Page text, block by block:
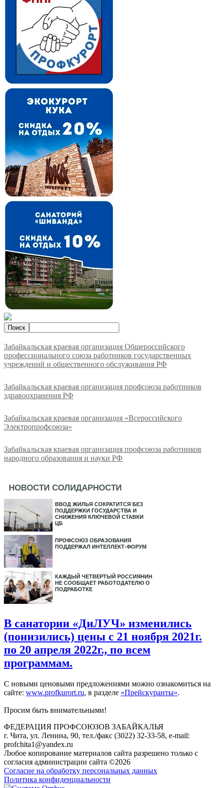
Забайкальская краевая организация Общероссийского
профессионального союза работников государственных
учреждений и общественного обслуживания РФ
Забайкальская краевая организация профсоюза работников
здравоохранения РФ
Забайкальская краевая организация «Всероссийского
Электропрофсоюза»
Забайкальская краевая организация профсоюза работников
народного образования и науки РФ
НОВОСТИ СОЛИДАРНОСТИ
ВВОД ЖИЛЬЯ СОКРАТИТСЯ БЕЗ
ПОДДЕРЖКИ ГОСУДАРСТВА И
СНИЖЕНИЯ КЛЮЧЕВОЙ СТАВКИ
ЦБ
ПРОФСОЮЗ ОБРАЗОВАНИЯ
ПОДДЕРЖАЛ ИНТЕЛЛЕКТ-ФОРУМ
КАЖДЫЙ ЧЕТВЕРТЫЙ РОССИЯНИН
НЕ СООБЩАЕТ РАБОТОДАТЕЛЮ О
ПОДРАБОТКЕ
В санатории «ДиЛУЧ» изменились
(понизились) цены с 21 ноября 2021г.
по 20 апреля 2022г., по всем
программам.
С новыми ценовыми предложениями можно ознакомиться на
сайте: www.profkurort.ru, в разделе «Прейскуранты».
Просим быть внимательными!
ФЕДЕРАЦИЯ ПРОФСОЮЗОВ ЗАБАЙКАЛЬЯ
г. Чита, ул. Ленина, 90, тел./факс (3022) 32-33-58, e-mail:
profchita1@yandex.ru
Любое копирование материалов сайта разрешено только с
согласия администрации сайта ©2026
Согласие на обработку персональных данных
Политика конфиденциальности